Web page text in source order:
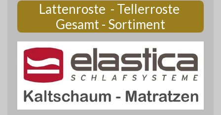
Lattenroste - Tellerroste
Gesamt - Sortiment